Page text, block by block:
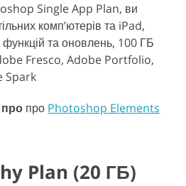
Single App Plan, ви
комп’ютерів та iPad,
та оновлень, 100 ГБ
Fresco, Adobe Portfolio,
Spark
про про Photoshop Elements
Plan (20 ГБ)